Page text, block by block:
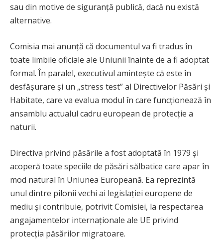
sau din motive de siguranță publică, dacă nu există
alternative.
Comisia mai anunță că documentul va fi tradus în
toate limbile oficiale ale Uniunii înainte de a fi adoptat
formal. În paralel, executivul amintește că este în
desfășurare și un „stress test” al Directivelor Păsări și
Habitate, care va evalua modul în care funcționează în
ansamblu actualul cadru european de protecție a
naturii.
Directiva privind păsările a fost adoptată în 1979 și
acoperă toate speciile de păsări sălbatice care apar în
mod natural în Uniunea Europeană. Ea reprezintă
unul dintre pilonii vechi ai legislației europene de
mediu și contribuie, potrivit Comisiei, la respectarea
angajamentelor internaționale ale UE privind
protecția păsărilor migratoare.